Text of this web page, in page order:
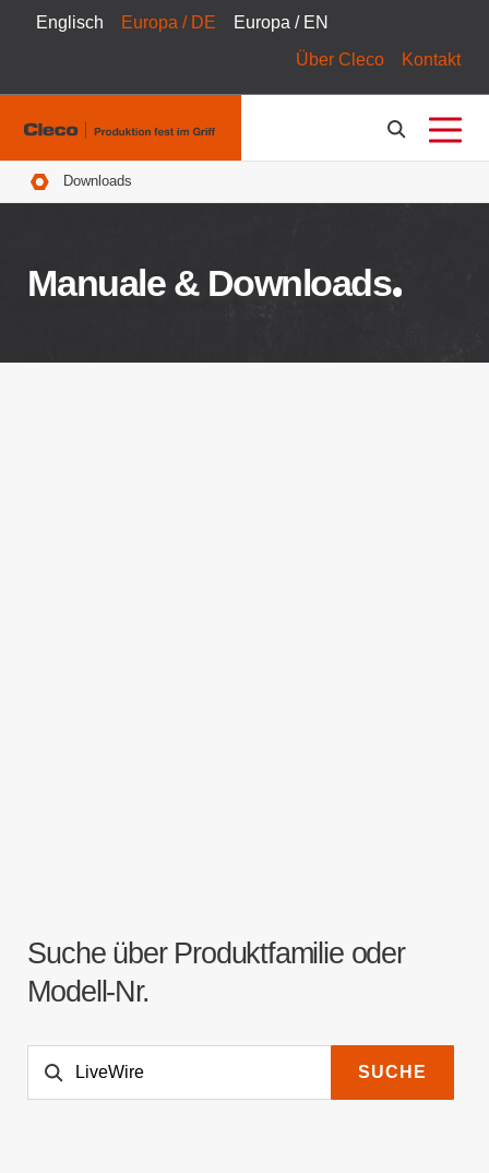
Englisch Europa / DE
Europa / EN
Über Cleco
Kontakt
Pfadnavigation
Downloads
Manuale & Downloads
Suche über Produktfamilie oder
Modell-Nr.
SUCHE